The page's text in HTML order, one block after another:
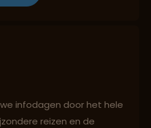
infodagen door het hele
reizen en de